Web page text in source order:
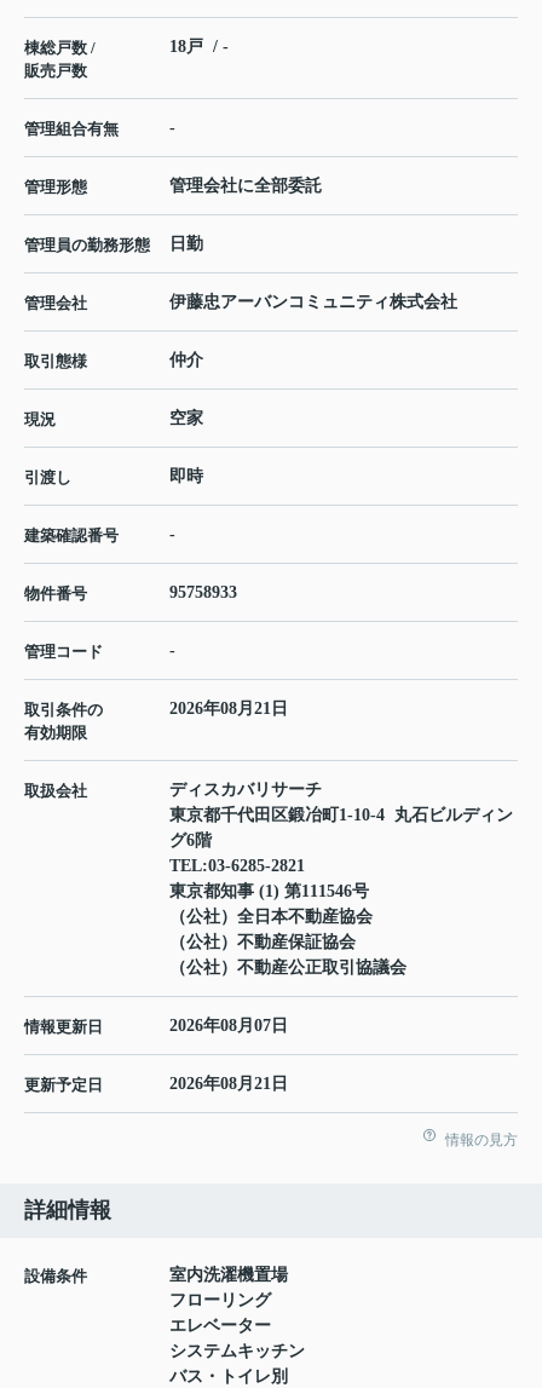
棟総戸数 /
販売戸数
18戸 / -
管理組合有無 -
管理形態 管理会社に全部委託
管理員の勤務形態 日勤
管理会社 伊藤忠アーバンコミュニティ株式会社
取引態様 仲介
現況 空家
引渡し 即時
建築確認番号 -
物件番号 95758933
管理コード -
取引条件の
有効期限
2026年08月21日
取扱会社
ディスカバリサーチ
東京都千代田区鍛冶町1-10-4 丸石ビルディン
グ6階
TEL:03-6285-2821
東京都知事 (1) 第111546号
（公社）全日本不動産協会
（公社）不動産保証協会
（公社）不動産公正取引協議会
情報更新日 2026年08月07日
更新予定日 2026年08月21日
情報の見方
詳細情報
設備条件
室内洗濯機置場
フローリング
エレベーター
システムキッチン
バス・トイレ別